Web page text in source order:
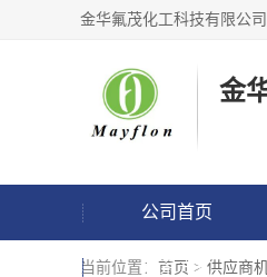
金
公司首页
联系方式
当前位置： 首页 > 供应商